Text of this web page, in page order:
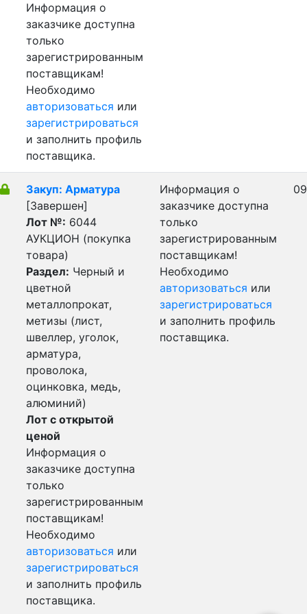
Информация о
заказчике доступна
только
зарегистрированным
поставщикам!
Необходимо
авторизоваться или
зарегистрироваться
и заполнить профиль
поставщика.
Закуп: Арматура
[Завершен]
Лот №: 6044
АУКЦИОН (покупка
товара)
Раздел: Черный и
цветной
металлопрокат,
метизы (лист,
швеллер, уголок,
арматура,
проволока,
оцинковка, медь,
алюминий)
Лот с открытой
ценой
Информация о
заказчике доступна
только
зарегистрированным
поставщикам!
Необходимо
авторизоваться или
зарегистрироваться
и заполнить профиль
поставщика.
Информация о
заказчике доступна
только
зарегистрированным
поставщикам!
Необходимо
авторизоваться или
зарегистрироваться
и заполнить профиль
поставщика.